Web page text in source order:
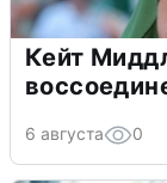
Кейт
6 августа 0